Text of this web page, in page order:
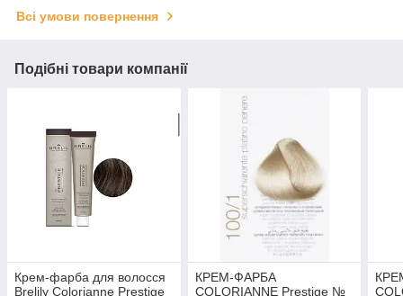
Всі умови повернення
Подібні товари компанії
Крем-фарба для волосся
Brelily Colorianne Prestige
КРЕМ-ФАРБА
COLORIANNE Prestige №